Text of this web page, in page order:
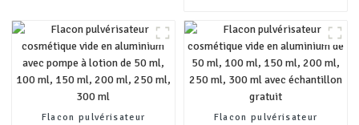
métal bouteille de 100 ml 300
ml 400 ml 500 ml avec pompe
en plastique
Flacon pulvérisateur
Flacon pulvérisateur